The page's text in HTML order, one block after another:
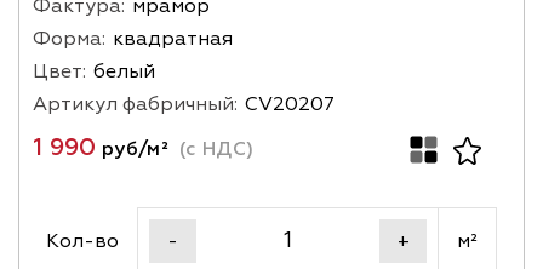
Фактура: мрамор
Форма: квадратная
Цвет: белый
Артикул фабричный: CV20207
1 990 руб/м² (с НДС)
Кол-во - + м²